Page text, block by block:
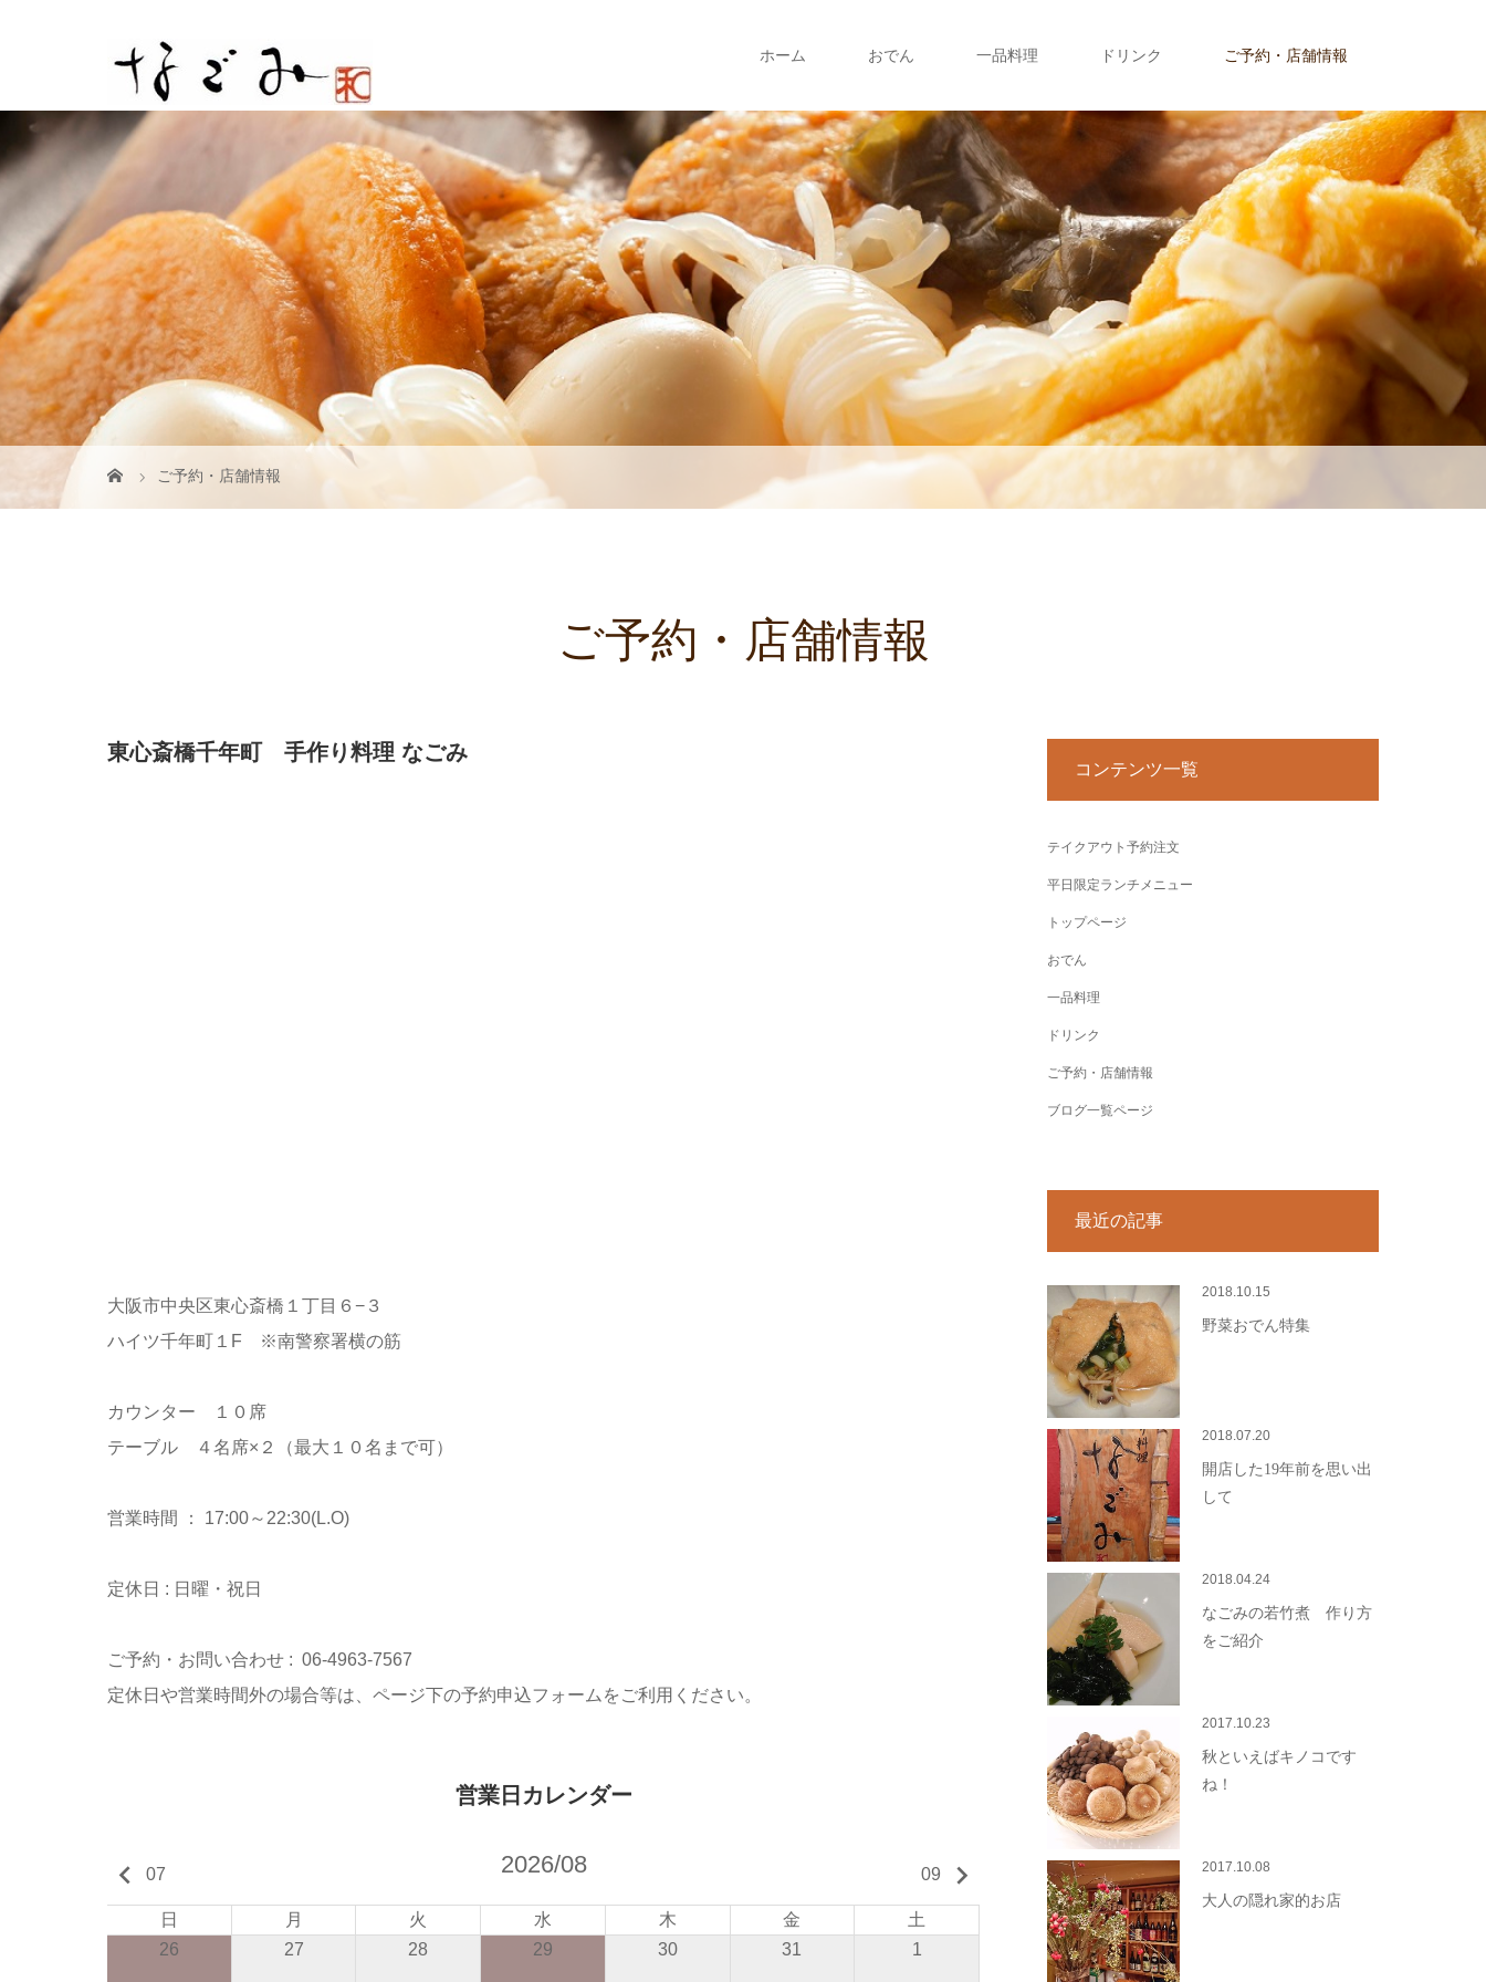
ホーム おでん 一品料理 ドリンク ご予約・店舗情報
ご予約・店舗情報
ご予約・店舗情報
東心斎橋千年町 手作り料理 なごみ
大阪市中央区東心斎橋１丁目６−３
ハイツ千年町１F ※南警察署横の筋
カウンター １０席
テーブル ４名席×２（最大１０名まで可）
営業時間 ： 17:00～22:30(L.O)
定休日 : 日曜・祝日
ご予約・お問い合わせ : 06-4963-7567
定休日や営業時間外の場合等は、ページ下の予約申込フォームをご利用ください。
営業日カレンダー
keyboard_arrow_left 07 2026/08 09 keyboard_arrow_right
日 月 火 水 木 金
土
26
27 28 29 30 31 1
コンテンツ一覧
テイクアウト予約注文
平日限定ランチメニュー
トップページ
おでん
一品料理
ドリンク
ご予約・店舗情報
ブログ一覧ページ
最近の記事
2018.10.15
野菜おでん特集
2018.07.20
開店した19年前を思い出
して
2018.04.24
なごみの若竹煮 作り方
をご紹介
2017.10.23
秋といえばキノコです
ね！
2017.10.08
大人の隠れ家的お店